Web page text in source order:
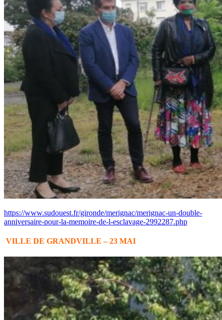
https://www.sudouest.fr/gironde/merignac/merignac-un-double-
anniversaire-pour-la-memoire-de-l-esclavage-2992287.php
VILLE DE GRANDVILLE – 23 MAI